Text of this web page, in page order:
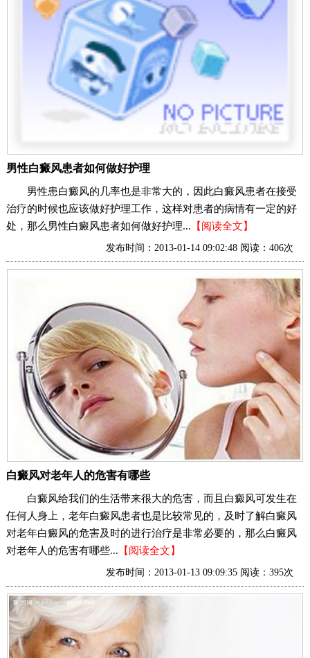
男性白癜风患者如何做好护理
男性患白癜风的几率也是非常大的，因此白癜风患者在接受
治疗的时候也应该做好护理工作，这样对患者的病情有一定的好
处，那么男性白癜风患者如何做好护理... 【阅读全文】
发布时间：2013-01-14 09:02:48 阅读：406次
白癜风对老年人的危害有哪些
白癜风给我们的生活带来很大的危害，而且白癜风可发生在
任何人身上，老年白癜风患者也是比较常见的，及时了解白癜风
对老年白癜风的危害及时的进行治疗是非常必要的，那么白癜风
对老年人的危害有哪些... 【阅读全文】
发布时间：2013-01-13 09:09:35 阅读：395次